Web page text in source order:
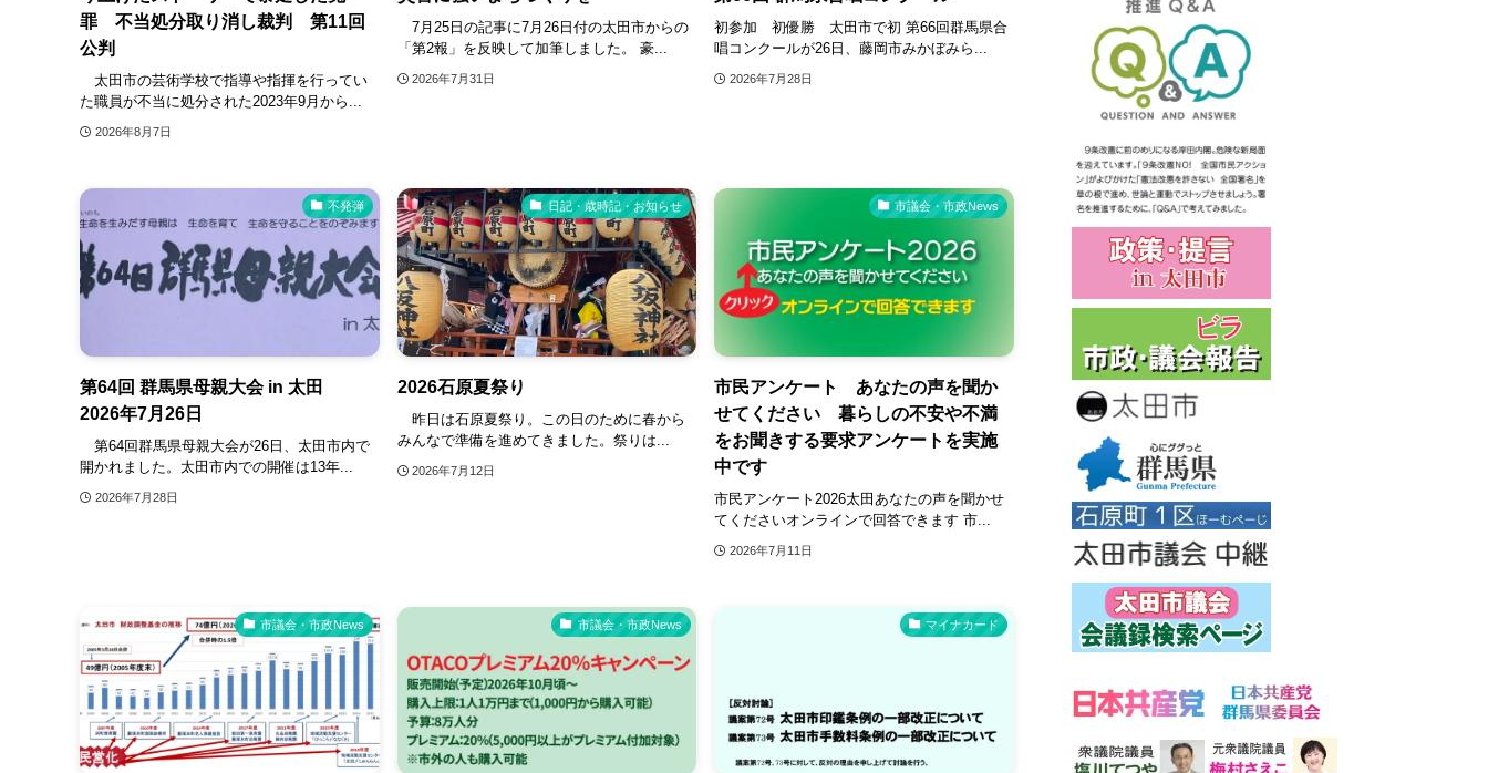
罪 不当処分取り消し裁判 第11回
公判
太田市の芸術学校で指導や指揮を行ってい
た職員が不当に処分された2023年9月から...
2026年8月7日
7月25日の記事に7月26日付の太田市からの
「第2報」を反映して加筆しました。 豪...
2026年7月31日
初参加 初優勝 太田市で初 第66回群馬県合
唱コンクールが26日、藤岡市みかぼみら...
2026年7月28日
不発弾
第64回 群馬県母親大会 in 太田
2026年7月26日
第64回群馬県母親大会が26日、太田市内で
開かれました。太田市内での開催は13年...
2026年7月28日
日記・歳時記・お知らせ
2026石原夏祭り
昨日は石原夏祭り。この日のために春から
みんなで準備を進めてきました。祭りは...
2026年7月12日
市議会・市政News
市民アンケート あなたの声を聞か
せてください 暮らしの不安や不満
をお聞きする要求アンケートを実施
中です
市民アンケート2026太田あなたの声を聞かせ
てくださいオンラインで回答できます 市...
2026年7月11日
市議会・市政News 市議会・市政News マイナカード